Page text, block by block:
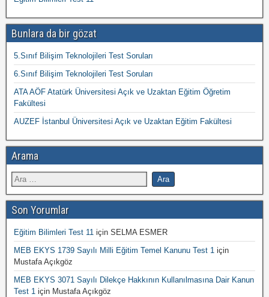
Bunlara da bir gözat
5.Sınıf Bilişim Teknolojileri Test Soruları
6.Sınıf Bilişim Teknolojileri Test Soruları
ATA AÖF Atatürk Üniversitesi Açık ve Uzaktan Eğitim Öğretim
Fakültesi
AUZEF İstanbul Üniversitesi Açık ve Uzaktan Eğitim Fakültesi
Arama
Son Yorumlar
Eğitim Bilimleri Test 11 için SELMA ESMER
MEB EKYS 1739 Sayılı Milli Eğitim Temel Kanunu Test 1 için
Mustafa Açıkgöz
MEB EKYS 3071 Sayılı Dilekçe Hakkının Kullanılmasına Dair Kanun
Test 1 için Mustafa Açıkgöz